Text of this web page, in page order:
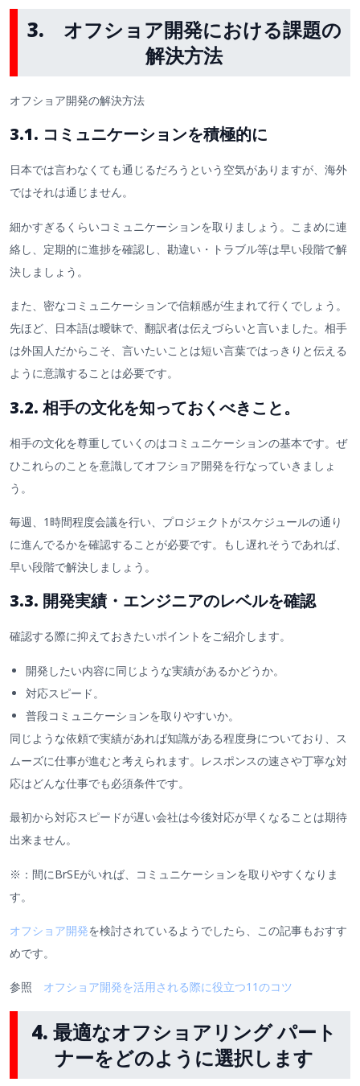
3. オフショア開発における課題の
解決方法
オフショア開発の解決方法
3.1. コミュニケーションを積極的に
日本では言わなくても通じるだろうという空気がありますが、海外
ではそれは通じません。
細かすぎるくらいコミュニケーションを取りましょう。こまめに連
絡し、定期的に進捗を確認し、勘違い・トラブル等は早い段階で解
決しましょう。
また、密なコミュニケーションで信頼感が生まれて行くでしょう。
先ほど、日本語は曖昧で、翻訳者は伝えづらいと言いました。相手
は外国人だからこそ、言いたいことは短い言葉ではっきりと伝える
ように意識することは必要です。
3.2. 相手の文化を知っておくべきこと。
相手の文化を尊重していくのはコミュニケーションの基本です。ぜ
ひこれらのことを意識してオフショア開発を行なっていきましょ
う。
毎週、1時間程度会議を行い、プロジェクトがスケジュールの通り
に進んでるかを確認することが必要です。もし遅れそうであれば、
早い段階で解決しましょう。
3.3. 開発実績・エンジニアのレベルを確認
確認する際に抑えておきたいポイントをご紹介します。
開発したい内容に同じような実績があるかどうか。
対応スピード。
普段コミュニケーションを取りやすいか。
同じような依頼で実績があれば知識がある程度身についており、ス
ムーズに仕事が進むと考えられます。レスポンスの速さや丁寧な対
応はどんな仕事でも必須条件です。
最初から対応スピードが遅い会社は今後対応が早くなることは期待
出来ません。
※：間にBrSEがいれば、コミュニケーションを取りやすくなりま
す。
オフショア開発を検討されているようでしたら、この記事もおすす
めです。
参照 オフショア開発を活用される際に役立つ11のコツ
4. 最適なオフショアリング パート
ナーをどのように選択します